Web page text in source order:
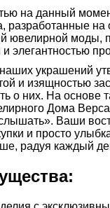
на данный
разработанные на
ювелирной моды,
элегантностью
украшений
и изящностью
о них. На основе
Дома
Ваши
и просто
радуя каждый